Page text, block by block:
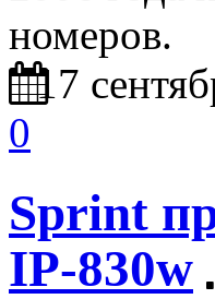
номеров.
17
0
Sprint
IP-830w